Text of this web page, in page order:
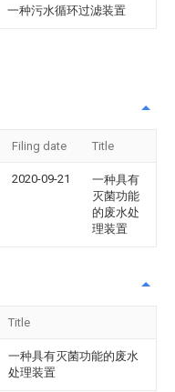
一种污水循环过滤装置
Filing date Title
2020-09-21
一种具有
灭菌功能
的废水处
理装置
Title
一种具有灭菌功能的废水
处理装置